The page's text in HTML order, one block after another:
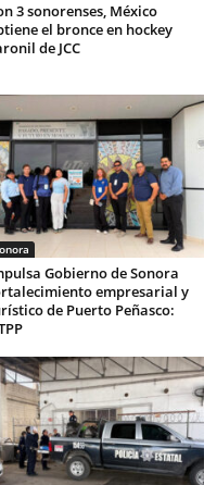
3 sonorenses, México
el bronce en hockey
de JCC
Gobierno de Sonora
empresarial y
de Puerto Peñasco: